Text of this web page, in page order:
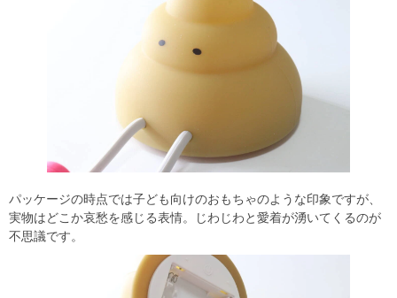
パッケージの時点では子ども向けのおもちゃのような印象ですが、
実物はどこか哀愁を感じる表情。じわじわと愛着が湧いてくるのが
不思議です。